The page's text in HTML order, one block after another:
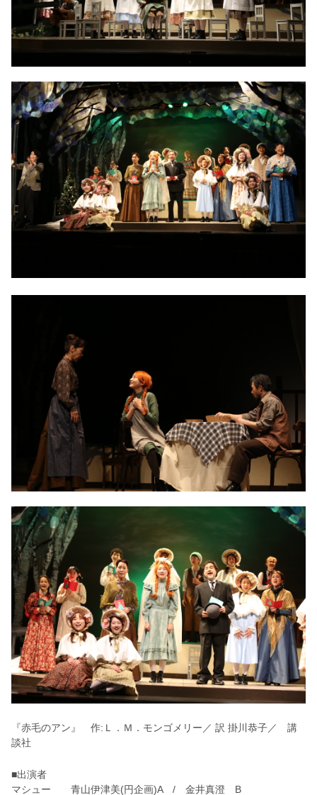
『赤毛のアン』 作:Ｌ．Ｍ．モンゴメリー／ 訳 掛川恭子／ 講
談社
■出演者
マシュー 青山伊津美(円企画)A / 金井真澄 B